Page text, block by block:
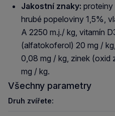
Jakostní znaky: proteiny
hrubé popeloviny 1,5%,
A 2250 m.j./ kg, vitamín
(alfatokoferol) 20 mg /
0,08 mg / kg, zinek (oxid
mg / kg.
Všechny parametry
Druh zvířete: